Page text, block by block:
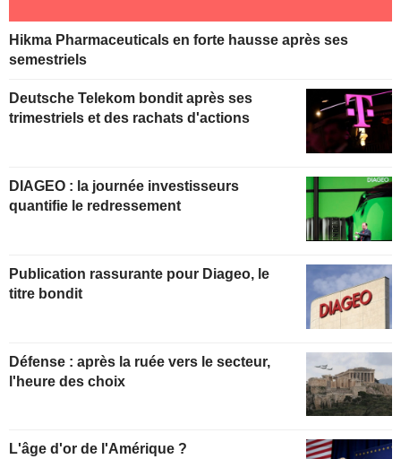
Hikma Pharmaceuticals en forte hausse après ses
semestriels
Deutsche Telekom bondit après ses
trimestriels et des rachats d'actions
DIAGEO : la journée investisseurs
quantifie le redressement
Publication rassurante pour Diageo, le
titre bondit
Défense : après la ruée vers le secteur,
l'heure des choix
L'âge d'or de l'Amérique ?